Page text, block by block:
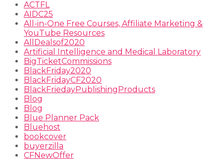
ACTFL
AIDC25
All-in-One Free Courses, Affiliate Marketing &
YouTube Resources
AllDealsof2020
Artificial Intelligence and Medical Laboratory
BigTicketCommissions
BlackFriday2020
BlackFridayCF2020
BlackFriedayPublishingProducts
Blog
Blog
Blue Planner Pack
Bluehost
bookcover
buyerzilla
CFNewOffer